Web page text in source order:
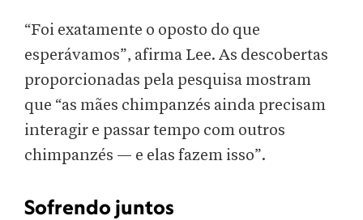
“Foi exatamente o oposto do que
esperávamos”, afirma Lee. As descobertas
proporcionadas pela pesquisa mostram
que “as mães chimpanzés ainda precisam
interagir e passar tempo com outros
chimpanzés — e elas fazem isso”.
Sofrendo juntos